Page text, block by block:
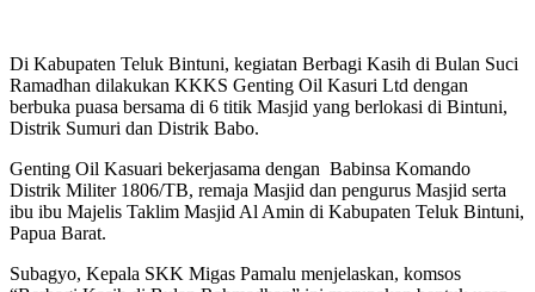
Di Kabupaten Teluk Bintuni, kegiatan Berbagi Kasih di Bulan Suci
Ramadhan dilakukan KKKS Genting Oil Kasuri Ltd dengan
berbuka puasa bersama di 6 titik Masjid yang berlokasi di Bintuni,
Distrik Sumuri dan Distrik Babo.
Genting Oil Kasuari bekerjasama dengan Babinsa Komando
Distrik Militer 1806/TB, remaja Masjid dan pengurus Masjid serta
ibu ibu Majelis Taklim Masjid Al Amin di Kabupaten Teluk Bintuni,
Papua Barat.
Subagyo, Kepala SKK Migas Pamalu menjelaskan, komsos